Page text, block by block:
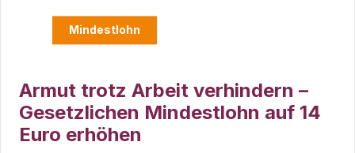
Mindestlohn
Armut trotz Arbeit verhindern –
Gesetzlichen Mindestlohn auf 14
Euro erhöhen